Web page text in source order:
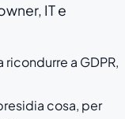
IT e
a GDPR,
cosa, per